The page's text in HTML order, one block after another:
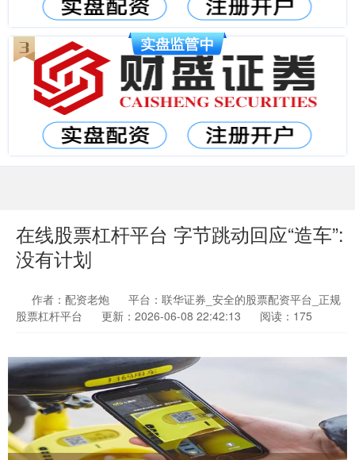
在线股票杠杆平台 字节跳动回应“造车”:
没有计划
作者：配资老炮
平台：联华证券_安全的股票配资平台_正规
股票杠杆平台
更新：2026-06-08 22:42:13 阅读：175